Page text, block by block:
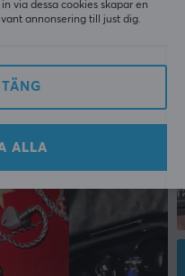
via dessa cookies skapar en
annonsering till just dig.
ALLA